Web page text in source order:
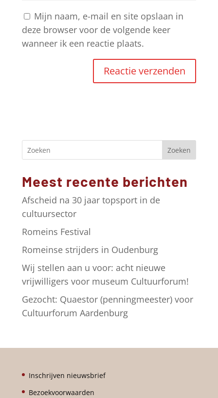
Mijn naam, e-mail en site opslaan in
deze browser voor de volgende keer
wanneer ik een reactie plaats.
r
n
t
i
v
e
Zoeken
Meest recente berichten
Afscheid na 30 jaar topsport in de
cultuursector
Romeins Festival
Romeinse strijders in Oudenburg
Wij stellen aan u voor: acht nieuwe
vrijwilligers voor museum Cultuurforum!
Gezocht: Quaestor (penningmeester) voor
Cultuurforum Aardenburg
Inschrijven nieuwsbrief
Bezoekvoorwaarden